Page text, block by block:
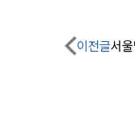
이전글서